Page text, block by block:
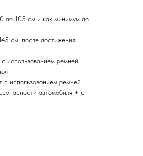
до 105 см и как минимум до
см, после достижения
использованием ремней
с использованием ремней
автомобиля + с